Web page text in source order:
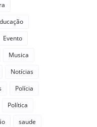
Evento
Musica
Notícias
Polícia
Política
saude